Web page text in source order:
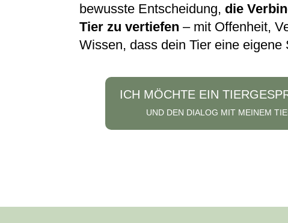
bewusste Entscheidung, die
Tier zu vertiefen – mit Offenheit,
Wissen, dass dein Tier eine eigene
ICH MÖCHTE EIN
UND DEN DIALOG MIT MEINEM